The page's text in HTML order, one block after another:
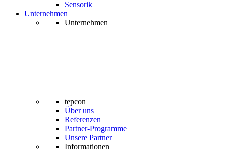
Sensorik
Unternehmen
Unternehmen
tepcon
Über uns
Referenzen
Partner-Programme
Unsere Partner
Informationen